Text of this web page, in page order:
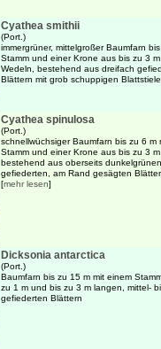
Cyathea smithii
(Port.)
immergrüner, mittelgroßer Baumfarn
Stamm und einer Krone aus bis zu 3
Wedeln, bestehend aus dreifach
Blättern mit grob schuppigen
Cyathea spinulosa
(Port.)
schnellwüchsiger Baumfarn bis zu 6 m
Stamm und einer Krone aus bis zu 3 m
bestehend aus oberseits
gefiederten, am Rand gesägten
[mehr lesen]
Dicksonia antarctica
(Port.)
Baumfarn bis zu 15 m mit einem
zu 1 m und bis zu 3 m langen, mittel-
gefiederten Blättern